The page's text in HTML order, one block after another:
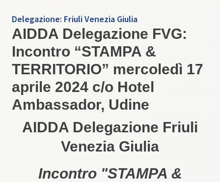
Delegazione: Friuli Venezia Giulia
AIDDA Delegazione FVG:
Incontro “STAMPA &
TERRITORIO” mercoledì 17
aprile 2024 c/o Hotel
Ambassador, Udine
AIDDA Delegazione Friuli
Venezia Giulia
Incontro "STAMPA &